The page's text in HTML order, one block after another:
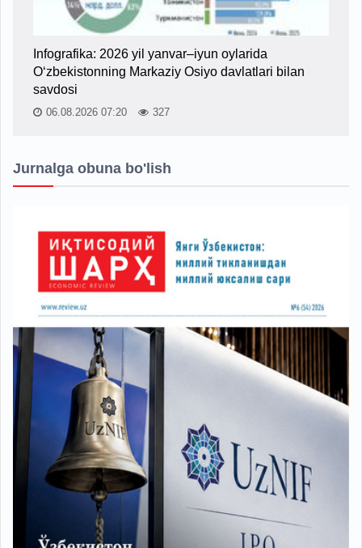
Infografika: 2026 yil yanvar–iyun oylarida
O‘zbekistonning Markaziy Osiyo davlatlari bilan
savdosi
06.08.2026 07:20 327
Jurnalga obuna bo'lish